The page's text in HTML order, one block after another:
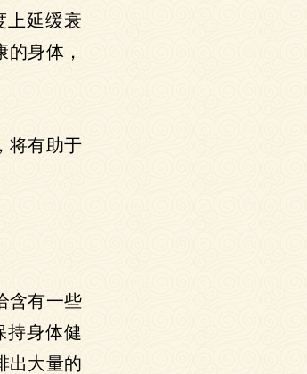
上延缓衰
身体，
将有助于
含有一些
持身体健
出大量的